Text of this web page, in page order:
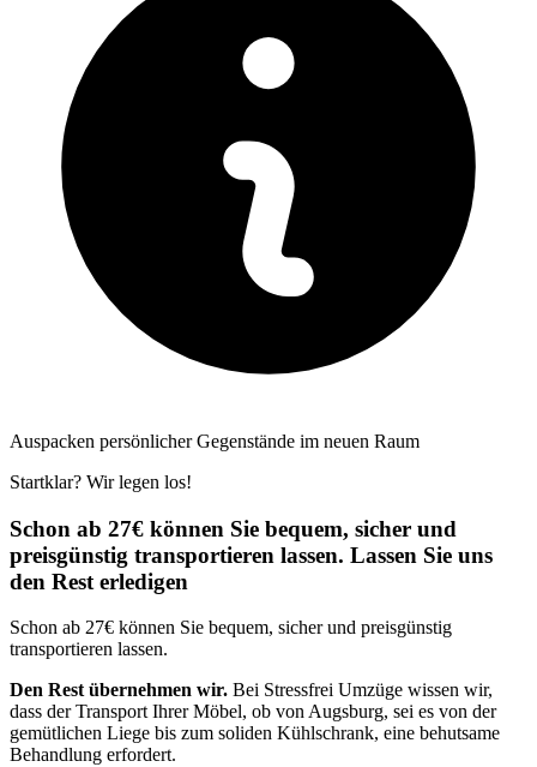
Auspacken persönlicher Gegenstände im neuen Raum
Startklar? Wir legen los!
Schon ab 27€ können Sie bequem, sicher und
preisgünstig transportieren lassen. Lassen Sie uns
den Rest erledigen
Schon ab 27€ können Sie bequem, sicher und preisgünstig
transportieren lassen.
Den Rest übernehmen wir. Bei Stressfrei Umzüge wissen wir,
dass der Transport Ihrer Möbel, ob von Augsburg, sei es von der
gemütlichen Liege bis zum soliden Kühlschrank, eine behutsame
Behandlung erfordert.